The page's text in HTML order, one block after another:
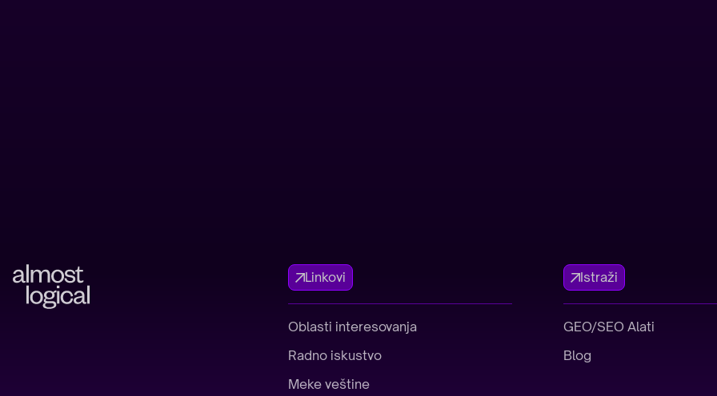
Linkovi
Oblasti interesovanja
Radno iskustvo
Meke veštine
Istraži
GEO/SEO Alati
Blog